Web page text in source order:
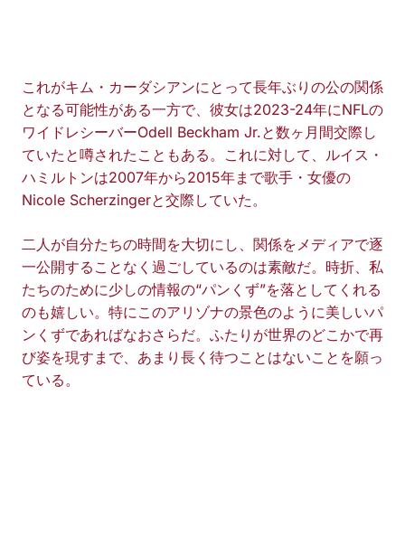
これがキム・カーダシアンにとって長年ぶりの公の関係
となる可能性がある一方で、彼女は2023-24年にNFLの
ワイドレシーバーOdell Beckham Jr.と数ヶ月間交際し
ていたと噂されたこともある。これに対して、ルイス・
ハミルトンは2007年から2015年まで歌手・女優の
Nicole Scherzingerと交際していた。
二人が自分たちの時間を大切にし、関係をメディアで逐
一公開することなく過ごしているのは素敵だ。時折、私
たちのために少しの情報の“パンくず”を落としてくれる
のも嬉しい。特にこのアリゾナの景色のように美しいパ
ンくずであればなおさらだ。ふたりが世界のどこかで再
び姿を現すまで、あまり長く待つことはないことを願っ
ている。